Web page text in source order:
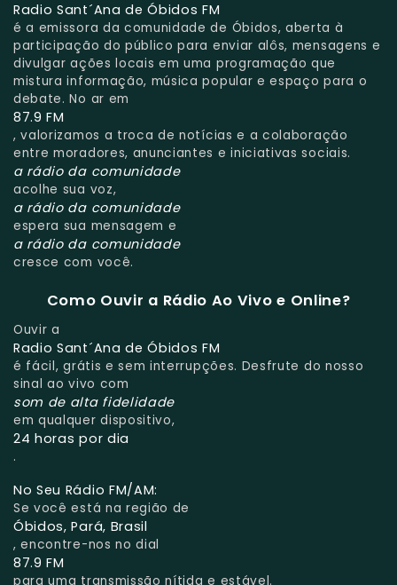
Radio Sant´Ana de Óbidos FM
é a emissora da comunidade de Óbidos, aberta à
participação do público para enviar alôs, mensagens e
divulgar ações locais em uma programação que
mistura informação, música popular e espaço para o
debate. No ar em
87.9 FM
, valorizamos a troca de notícias e a colaboração
entre moradores, anunciantes e iniciativas sociais.
a rádio da comunidade
acolhe sua voz,
a rádio da comunidade
espera sua mensagem e
a rádio da comunidade
cresce com você.
Como Ouvir a Rádio Ao Vivo e Online?
Ouvir a
Radio Sant´Ana de Óbidos FM
é fácil, grátis e sem interrupções. Desfrute do nosso
sinal ao vivo com
som de alta fidelidade
em qualquer dispositivo,
24 horas por dia
.
No Seu Rádio FM/AM:
Se você está na região de
Óbidos, Pará, Brasil
, encontre-nos no dial
87.9 FM
para uma transmissão nítida e estável.